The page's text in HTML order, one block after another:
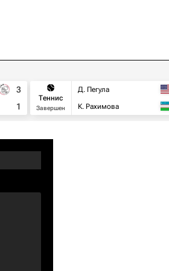
3
1
Теннис
Завершен
Д. Пегула
К. Рахимова